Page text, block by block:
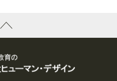
連絡のために利用いたしま
回答するために利用いたし
メールのいずれかの方法とい